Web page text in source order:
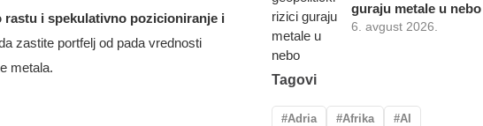
rastu i spekulativno pozicioniranje i
zastite portfelj od pada vrednosti
metala.
guraju metale u nebo
6. avgust 2026.
Tagovi
Adria Afrika
AI